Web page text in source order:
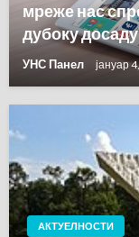
мреже нас
дубоку досаду
УНС Панел јануар
АКТУЕЛНОСТИ